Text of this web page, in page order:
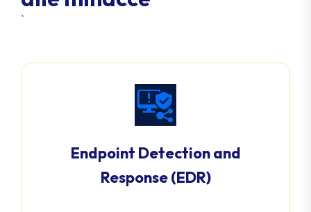
`
Endpoint Detection and
Response (EDR)